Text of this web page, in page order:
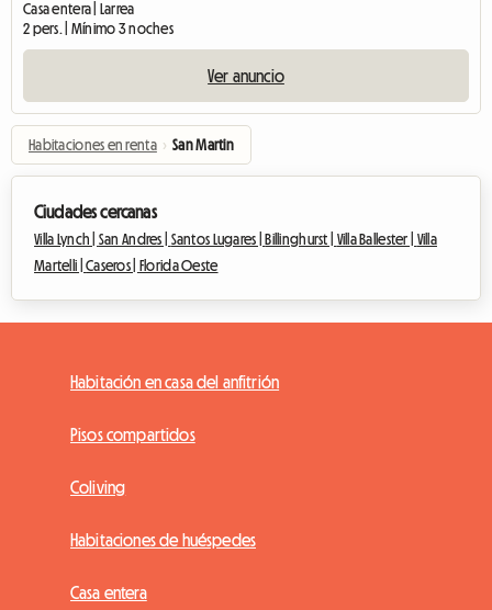
Casa entera | Larrea
2 pers. | Mínimo 3 noches
Ver anuncio
Habitaciones en renta › San Martin
Ciudades cercanas
Villa Lynch | San Andres | Santos Lugares | Billinghurst | Villa Ballester | Villa
Martelli |Caseros | Florida Oeste
Habitación en casa del anfitrión
Pisos compartidos
Coliving
Habitaciones de huéspedes
Casa entera